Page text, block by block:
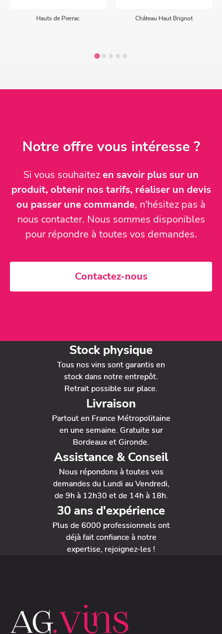
Hauts de Pierrac Château Haut Brignot
Notre offre vous intéresse ?
Si vous souhaitezen savoir plus sur un
produit, obtenir nos tarifs, réaliser un devis
ou passer une commande, n'hésitez pas à
nous contacter. Nous sommes disponibles
pour répondre à toutes vos demandes.
Contactez-nous
Stock physique
Tous nos vins sont garantis en
stock dans notre entrepôt.
Retrait possible sur place.
Livraison
Partout en France Métropolitaine
en une semaine. Gratuite sur
Bordeaux et Gironde.
Assistance & Conseil
Nous répondons à toutes vos
demandes du Lundi au Vendredi,
de 9h à 12h30 et de 14h à 18h.
30 ans d'expérience
Plus de 6000 professionnels ont
déjà fait confiance à notre
expertise, rejoignez-les !